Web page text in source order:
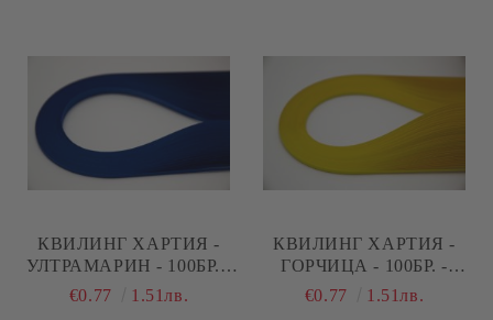
КВИЛИНГ ХАРТИЯ -
УЛТРАМАРИН - 100БР. -
35СМ.
€0.77 1.51лв.
КВИЛИНГ ХАРТИЯ -
ГОРЧИЦА - 100БР. -
35СМ.
€0.77 1.51лв.